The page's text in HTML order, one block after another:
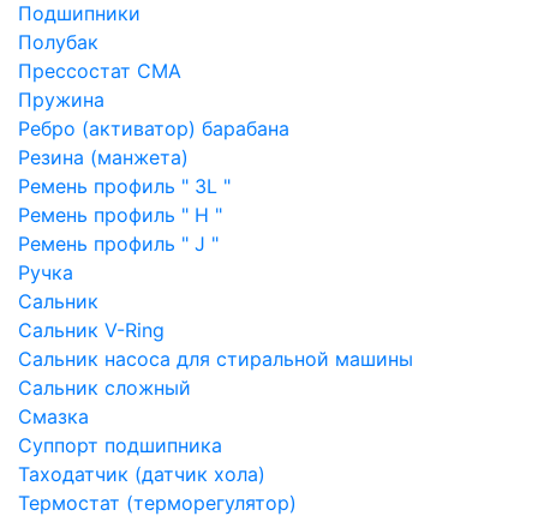
Подшипники
Полубак
Прессостат СМА
Пружина
Ребро (активатор) барабана
Резина (манжета)
Ремень профиль " 3L "
Ремень профиль " H "
Ремень профиль " J "
Ручка
Сальник
Сальник V-Ring
Сальник насоса для стиральной машины
Сальник сложный
Смазка
Суппорт подшипника
Таходатчик (датчик хола)
Термостат (терморегулятор)